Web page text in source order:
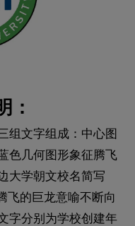
：
组文字组成：中心图
色几何图形象征腾飞
大学朝文校名简写
飞的巨龙意喻不断向
字分别为学校创建年